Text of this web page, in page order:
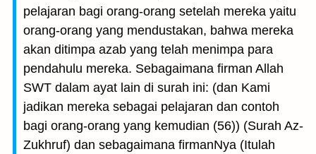
pelajaran bagi orang-orang setelah mereka yaitu
orang-orang yang mendustakan, bahwa mereka
akan ditimpa azab yang telah menimpa para
pendahulu mereka. Sebagaimana firman Allah
SWT dalam ayat lain di surah ini: (dan Kami
jadikan mereka sebagai pelajaran dan contoh
bagi orang-orang yang kemudian (56)) (Surah Az-
Zukhruf) dan sebagaimana firmanNya (Itulah